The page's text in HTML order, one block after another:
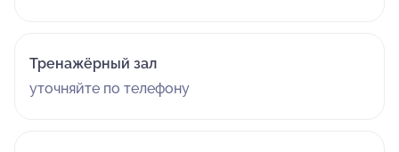
Тренажёрный зал
уточняйте по телефону